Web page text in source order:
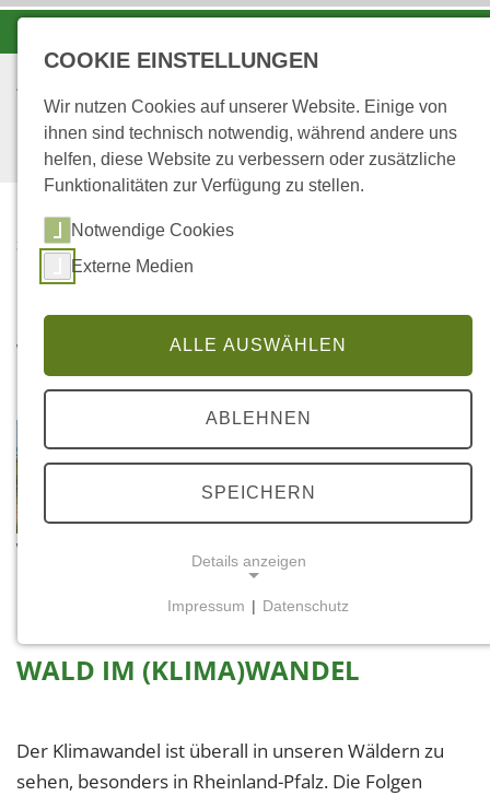
STARTSEITE
WALD@SCHOOL
WALD@SCHOOL
© Landesforsten.RLP.de / Jonathan Fieber
Wald im Klimawandel
WALD IM (KLIMA)WANDEL
Der Klimawandel ist überall in unseren Wäldern zu
sehen, besonders in Rheinland-Pfalz. Die Folgen
COOKIE EINSTELLUNGEN
Wir nutzen Cookies auf unserer Website. Einige von
ihnen sind technisch notwendig, während andere uns
helfen, diese Website zu verbessern oder zusätzliche
Funktionalitäten zur Verfügung zu stellen.
Notwendige Cookies
Externe Medien
ALLE AUSWÄHLEN
ABLEHNEN
SPEICHERN
Details anzeigen
Notwendige Cookies ermöglichen grundlegende
Funktionen und sind für die einwandfreie Funktion
Einverständnis-Cookie
Impressum | Datenschutz